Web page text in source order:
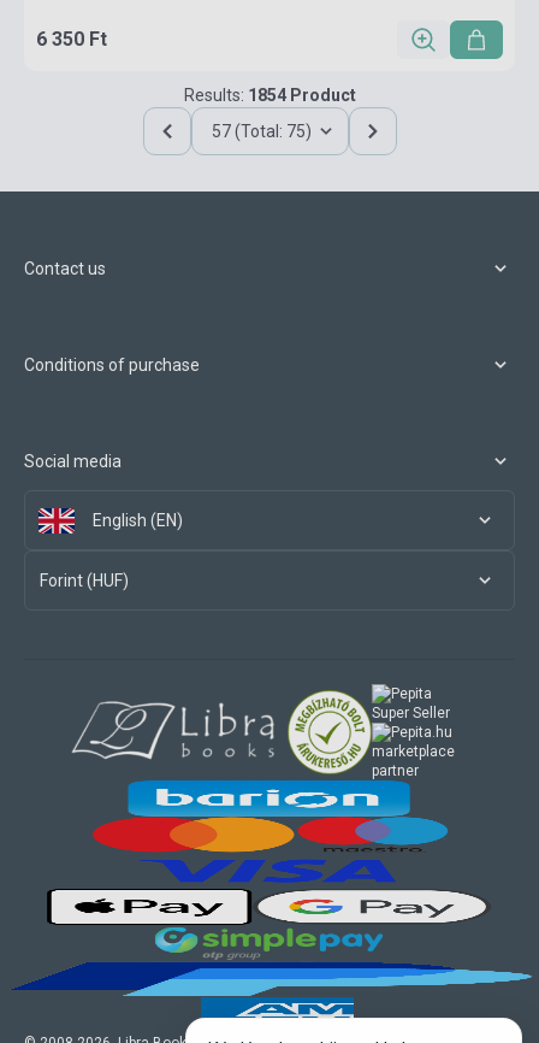
6 350 Ft
Results: 1854 Product
57 (Total: 75)
Contact us
Conditions of purchase
Social media
English (EN)
Forint (HUF)
marketplace
partner